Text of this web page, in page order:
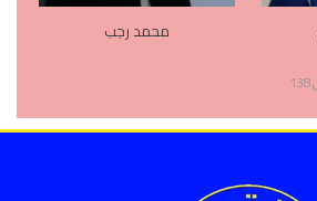
محمد رجب